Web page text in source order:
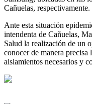
Cañuelas, respectivamente.
Ante esta situación
intendenta de Cañuelas,
Salud la realización de un
conocer de manera
aislamientos necesarios y